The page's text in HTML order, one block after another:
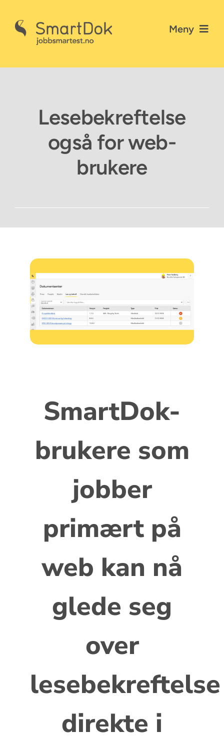
content
Meny
Personvernerklæring
Kontakt SmartDok
Lesebekreftelse
også for web-
brukere
SmartDok-
brukere som
jobber
primært på
web kan nå
glede seg
over
lesebekreftelse
direkte i